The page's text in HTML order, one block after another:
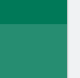
zuständigen